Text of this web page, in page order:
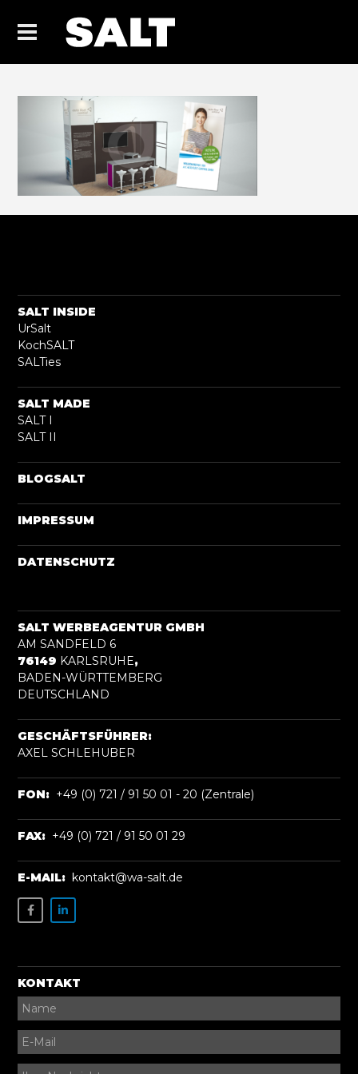
SALT INSIDE
UrSalt
KochSALT
SALTies
SALT MADE
SALT I
SALT II
BLOGSALT
IMPRESSUM
DATENSCHUTZ
SALT WERBEAGENTUR GMBH
AM SANDFELD 6
76149 KARLSRUHE,
BADEN-WÜRTTEMBERG
DEUTSCHLAND
GESCHÄFTSFÜHRER:
AXEL SCHLEHUBER
FON: +49 (0) 721 / 91 50 01 - 20 (Zentrale)
FAX: +49 (0) 721 / 91 50 01 29
E-MAIL: kontakt@wa-salt.de
KONTAKT